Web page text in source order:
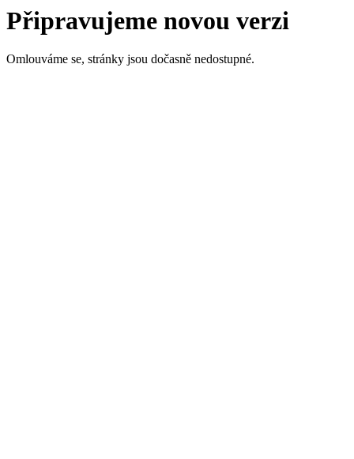
Připravujeme novou verzi
Omlouváme se, stránky jsou dočasně nedostupné.